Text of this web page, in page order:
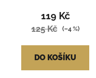
119 Kč
125 Kč (–4 %)
DO KOŠÍKU